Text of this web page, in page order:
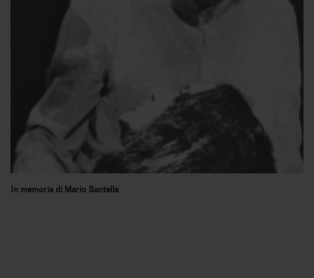
In memoria di Mario Santella